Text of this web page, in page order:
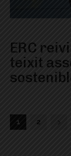
ERC
teixit
1 2